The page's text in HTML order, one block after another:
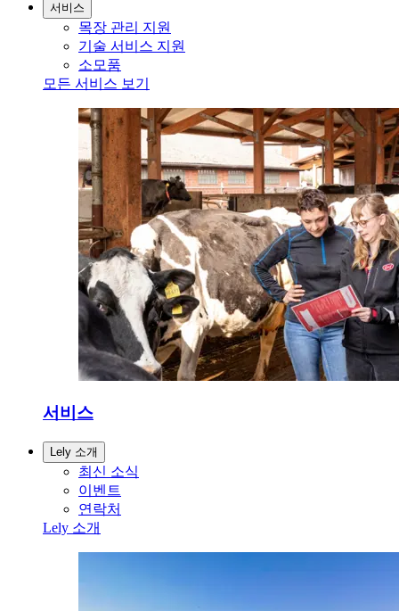
서비스
목장 관리 지원
기술 서비스 지원
소모품
모든 서비스 보기
서비스
Lely 소개
최신 소식
이벤트
연락처
Lely 소개